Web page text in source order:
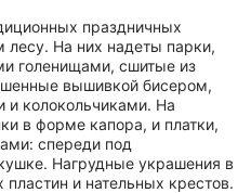
праздничных
На них надеты парки,
голенищами, сшитые из
вышивкой бисером,
и колокольчиками. На
в форме капора, и платки,
спереди под
Нагрудные украшения в
и нательных крестов.